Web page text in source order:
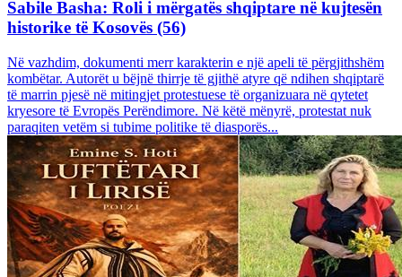
Sabile Basha: Roli i mërgatës shqiptare në kujtesën
historike të Kosovës (56)
Në vazhdim, dokumenti merr karakterin e një apeli të përgjithshëm
kombëtar. Autorët u bëjnë thirrje të gjithë atyre që ndihen shqiptarë
të marrin pjesë në mitingjet protestuese të organizuara në qytetet
kryesore të Evropës Perëndimore. Në këtë mënyrë, protestat nuk
paraqiten vetëm si tubime politike të diasporës...